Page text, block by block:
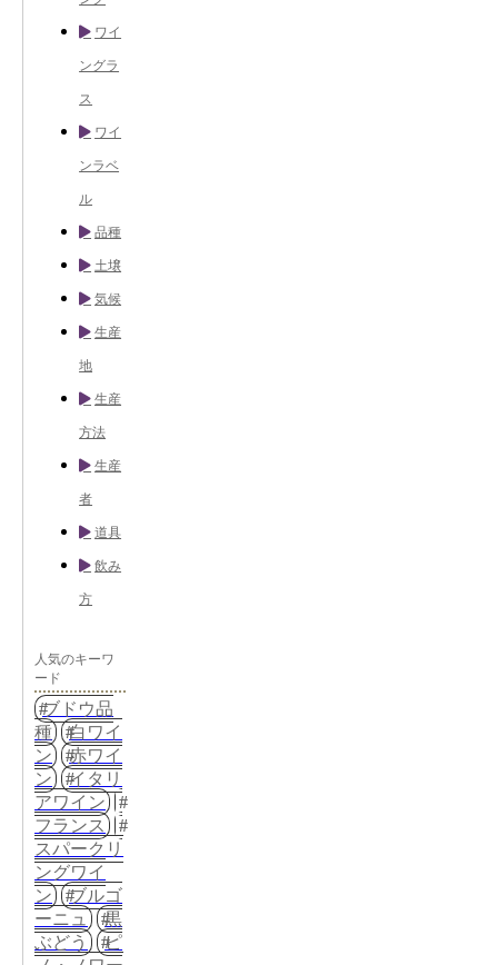
ワイ
ングラ
ス
ワイ
ンラベ
ル
品種
土壌
気候
生産
地
生産
方法
生産
者
道具
飲み
方
人気のキーワ
ード
ブドウ品
種
白ワイ
ン
赤ワイ
ン
イタリ
アワイン
フランス
スパークリ
ングワイ
ン
ブルゴ
ーニュ
黒
ぶどう
ピ